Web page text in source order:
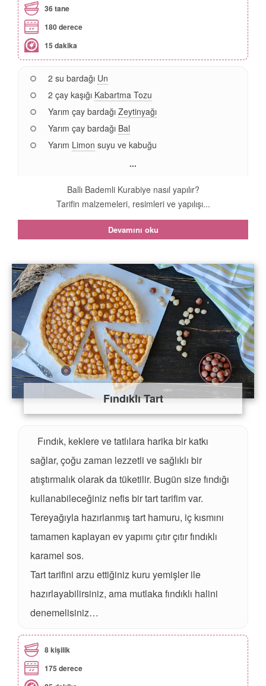
36 tane
180 derece
15 dakika
2 su bardağı Un
2 çay kaşığı Kabartma Tozu
Yarım çay bardağı Zeytinyağı
Yarım çay bardağı Bal
Yarım Limon suyu ve kabuğu
...
Ballı Bademli Kurabiye nasıl yapılır?
Tarifin malzemeleri, resimleri ve yapılışı...
Devamını oku
Fındıklı Tart
Fındık, keklere ve tatlılara harika bir katkı
sağlar, çoğu zaman lezzetli ve sağlıklı bir
atıştırmalık olarak da tüketilir. Bugün size fındığı
kullanabileceğiniz nefis bir tart tarifim var.
Tereyağıyla hazırlanmış tart hamuru, iç kısmını
tamamen kaplayan ev yapımı çıtır çıtır fındıklı
karamel sos.
Tart tarifini arzu ettiğiniz kuru yemişler ile
hazırlayabilirsiniz, ama mutlaka fındıklı halini
denemelisiniz…
8 kişilik
175 derece